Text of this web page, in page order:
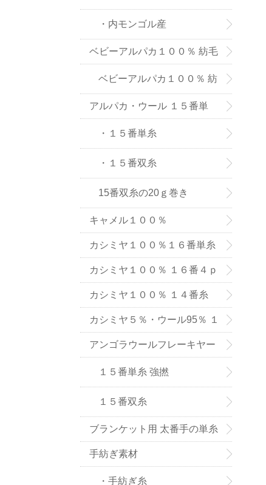
・内モンゴル産
ベビーアルパカ１００％ 紡毛
ベビーアルパカ１００％ 紡
毛糸-２０ｇ巻き
アルパカ・ウール １５番単
糸、双糸
・１５番単糸
・１５番双糸
15番双糸の20ｇ巻き
キャメル１００％
カシミヤ１００％１６番単糸
（手織り用） ６色
カシミヤ１００％ １６番４ｐ
ｌｙ手編み用（中細タイプ）
カシミヤ１００％ １４番糸
（在庫限りで販売終了）
カシミヤ５％・ウール95％ １
６番単糸
アンゴラウールフレーキヤー
ン １５番糸
１５番単糸 強撚
１５番双糸
ブランケット用 太番手の単糸
手紡ぎ素材
・手紡ぎ糸